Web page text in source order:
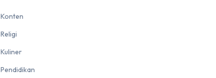
Konten
Religi
Kuliner
Pendidikan